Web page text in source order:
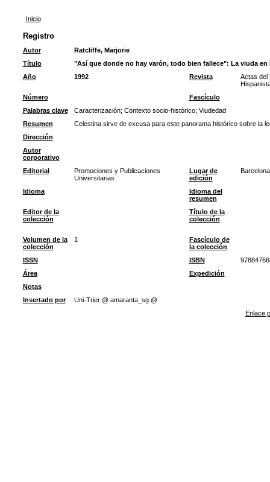
Inicio
Registro
Autor
Ratcliffe, Marjorie
Título
"Así que donde no hay varón, todo bien fallece": La viuda en
Año
1992 Revista
Actas del
Número
Fascículo
Palabras clave
Caracterización; Contexto socio-histórico; Viudedad
Resumen
Celestina sirve de excusa para este panorama histórico sobre la
Dirección
Autor
corporativo
Editorial
Promociones y Publicaciones
Universitarias
Lugar de
edición
Barcelona
Idioma
Idioma del
resumen
Editor de la
colección
Título de la
colección
Volumen de la
colección
1
Fascículo de
la colección
ISSN
ISBN
Área
Expedición
Notas
Insertado por
Uni-Trier @ amaranta_sg @
Enlace